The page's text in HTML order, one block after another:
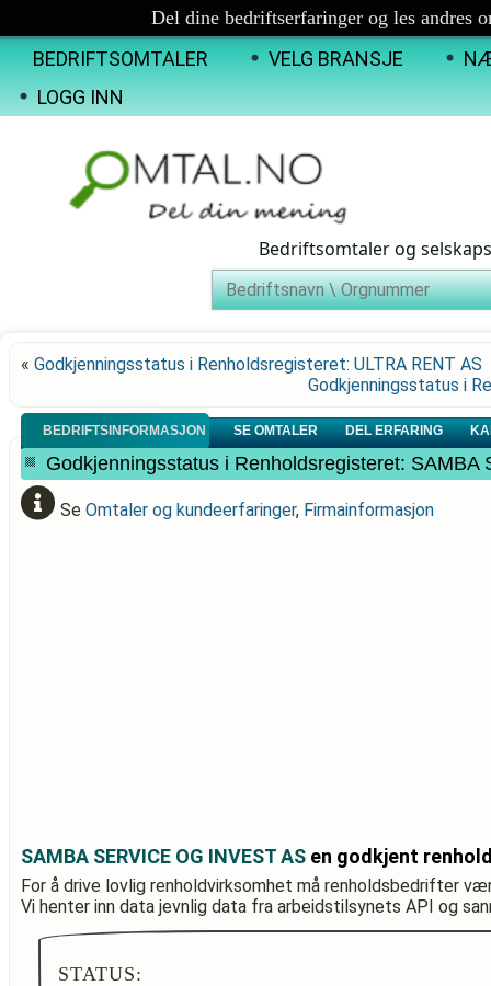
Del dine bedriftserfaringer og les andres
BEDRIFTSOMTALER VELG BRANSJE
LOGG INN
Bedriftsomtaler og
« Godkjenningsstatus i Renholdsregisteret: ULTRA RENT AS
Godkjenningsstatus i
BEDRIFTSINFORMASJON SE OMTALER DEL ERFARING
Godkjenningsstatus i Renholdsregisteret: SAMBA
Se Omtaler og kundeerfaringer, Firmainformasjon
SAMBA SERVICE OG INVEST AS en godkjent
For å drive lovlig renholdvirksomhet må renholdsbedrifter
Vi henter inn data jevnlig data fra arbeidstilsynets API og
STATUS: